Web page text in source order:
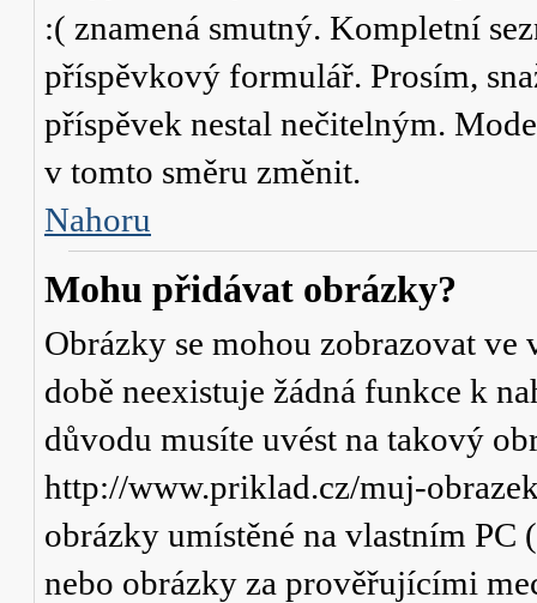
:( znamená smutný. Kompletní
příspěvkový formulář. Prosím,
příspěvek nestal nečitelným.
v tomto směru změnit.
Nahoru
Mohu přidávat obrázky?
Obrázky se mohou zobrazovat
době neexistuje žádná funkce k
důvodu musíte uvést na takový
http://www.priklad.cz/muj-
obrázky umístěné na vlastním PC
nebo obrázky za prověřujícími